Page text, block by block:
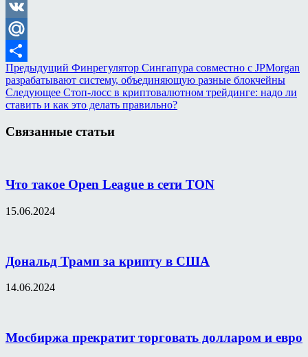
Odnoklassniki
VK
Mail.Ru
Отправить
Предыдущий Финрегулятор Сингапура совместно с JPMorgan
разрабатывают систему, объединяющую разные блокчейны
Следующее Стоп-лосс в криптовалютном трейдинге: надо ли
ставить и как это делать правильно?
Связанные статьи
Что такое Open League в сети TON
15.06.2024
Дональд Трамп за крипту в США
14.06.2024
Мосбиржа прекратит торговать долларом и евро